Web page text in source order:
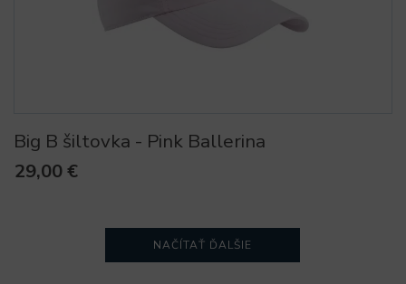
Big B šiltovka - Pink Ballerina
29,00 €
NAČÍTAŤ ĎALŠIE